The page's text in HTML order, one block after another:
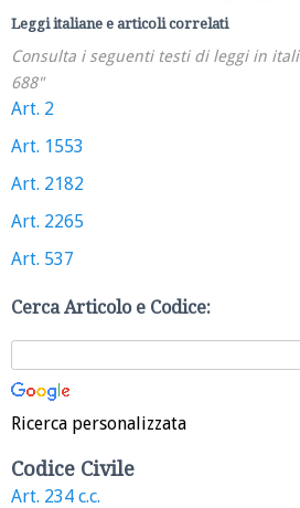
Leggi italiane e articoli correlati
Consulta i seguenti testi di leggi in
688"
Art. 2
Art. 1553
Art. 2182
Art. 2265
Art. 537
Cerca Articolo e Codice:
Ricerca personalizzata
Codice Civile
Art. 234 c.c.